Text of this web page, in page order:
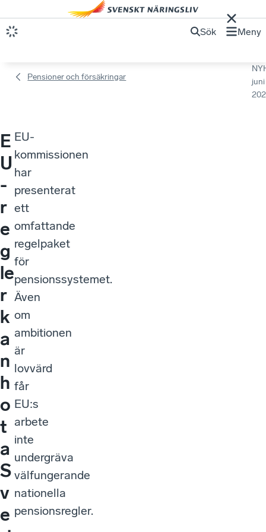
Sök Meny
Pensioner och försäkringar
juni
E
U
-
r
e
g
le
r
k
a
n
h
o
t
a
S
v
e
EU-
kommissionen
har
presenterat
ett
omfattande
regelpaket
för
pensionssystemet.
Även
om
ambitionen
är
lovvärd
får
EU:s
arbete
inte
undergräva
välfungerande
nationella
pensionsregler.